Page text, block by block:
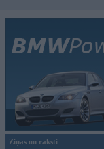
Ziņas un raksti